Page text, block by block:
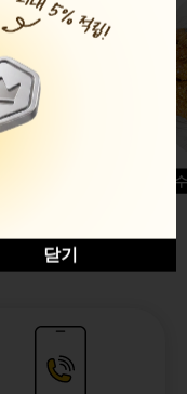
허니옥
닫기